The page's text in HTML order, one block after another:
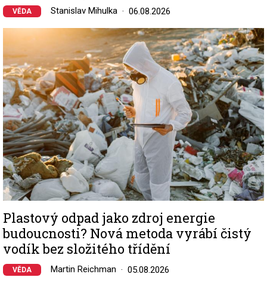
VĚDA Stanislav Mihulka 06.08.2026
Image
Plastový odpad jako zdroj energie
budoucnosti? Nová metoda vyrábí čistý
vodík bez složitého třídění
VĚDA Martin Reichman 05.08.2026